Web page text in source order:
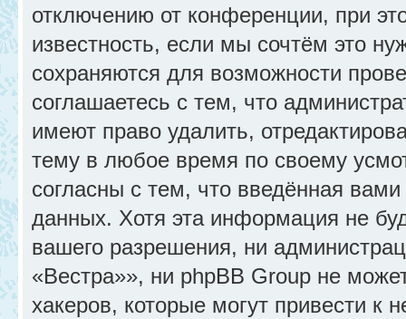
отключению от конференции, при
известность, если мы сочтём это
сохраняются для возможности
соглашаетесь с тем, что
имеют право удалить,
тему в любое время по своему
согласны с тем, что введённая
данных. Хотя эта информация не
вашего разрешения, ни
«Вестра»», ни phpBB Group не
хакеров, которые могут привести к